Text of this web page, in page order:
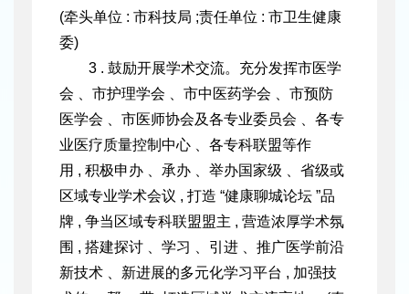
(牵头单位 : 市科技局 ;责任单位 : 市卫生健康
委)
3 . 鼓励开展学术交流。充分发挥市医学
会 、市护理学会 、市中医药学会 、市预防
医学会 、市医师协会及各专业委员会 、各专
业医疗质量控制中心 、各专科联盟等作
用 , 积极申办 、承办 、举办国家级 、省级或
区域专业学术会议 , 打造 “健康聊城论坛 ”品
牌 , 争当区域专科联盟盟主 , 营造浓厚学术氛
围 , 搭建探讨 、学习 、引进 、推广医学前沿
新技术 、新进展的多元化学习平台 , 加强技